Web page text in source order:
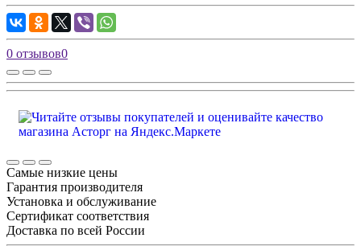
0 отзывов0
Самые низкие цены
Гарантия производителя
Установка и обслуживание
Сертификат соответствия
Доставка по всей России